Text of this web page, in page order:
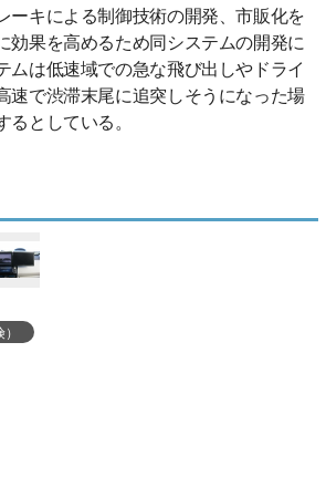
ーキによる制御技術の開発、市販化を
効果を高めるため同システムの開発に
ムは低速域での急な飛び出しやドライ
速で渋滞末尾に追突しそうになった場
としている。